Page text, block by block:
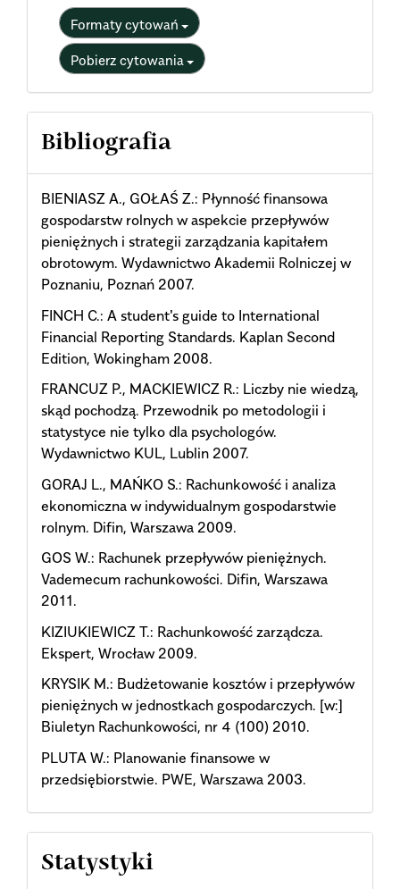
Formaty cytowań
Pobierz cytowania
Bibliografia
BIENIASZ A., GOŁAŚ Z.: Płynność finansowa
gospodarstw rolnych w aspekcie przepływów
pieniężnych i strategii zarządzania kapitałem
obrotowym. Wydawnictwo Akademii Rolniczej w
Poznaniu, Poznań 2007.
FINCH C.: A student's guide to International
Financial Reporting Standards. Kaplan Second
Edition, Wokingham 2008.
FRANCUZ P., MACKIEWICZ R.: Liczby nie wiedzą,
skąd pochodzą. Przewodnik po metodologii i
statystyce nie tylko dla psychologów.
Wydawnictwo KUL, Lublin 2007.
GORAJ L., MAŃKO S.: Rachunkowość i analiza
ekonomiczna w indywidualnym gospodarstwie
rolnym. Difin, Warszawa 2009.
GOS W.: Rachunek przepływów pieniężnych.
Vademecum rachunkowości. Difin, Warszawa
2011.
KIZIUKIEWICZ T.: Rachunkowość zarządcza.
Ekspert, Wrocław 2009.
KRYSIK M.: Budżetowanie kosztów i przepływów
pieniężnych w jednostkach gospodarczych. [w:]
Biuletyn Rachunkowości, nr 4 (100) 2010.
PLUTA W.: Planowanie finansowe w
przedsiębiorstwie. PWE, Warszawa 2003.
Statystyki